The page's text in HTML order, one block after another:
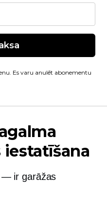
Es varu anulēt abonementu
iestatīšana
— ir garāžas